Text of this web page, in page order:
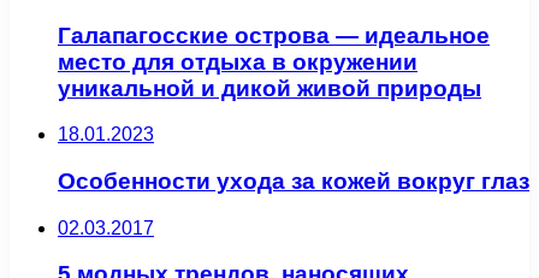
Галапагосские острова — идеальное
место для отдыха в окружении
уникальной и дикой живой природы
18.01.2023
Особенности ухода за кожей вокруг глаз
02.03.2017